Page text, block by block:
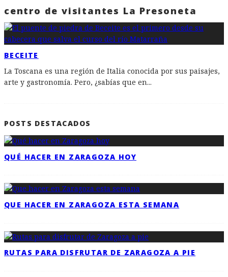
centro de visitantes La Presoneta
BECEITE
La Toscana es una región de Italia conocida por sus paisajes,
arte y gastronomía. Pero, ¿sabías que en...
POSTS DESTACADOS
QUÉ HACER EN ZARAGOZA HOY
QUE HACER EN ZARAGOZA ESTA SEMANA
RUTAS PARA DISFRUTAR DE ZARAGOZA A PIE